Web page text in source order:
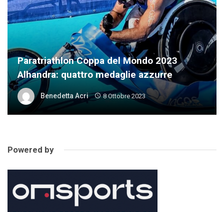
Paratriathlon Coppa del Mondo 2023
Alhandra: quattro medaglie azzurre
Benedetta Acri 8 Ottobre 2023
Powered by